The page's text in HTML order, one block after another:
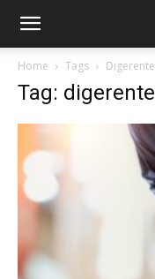
Home Tags Digerente
Tag: digerente